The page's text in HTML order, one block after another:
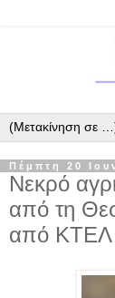
Πέμπτη 20
Νεκρό
από τη
από ΚΤΕΛ